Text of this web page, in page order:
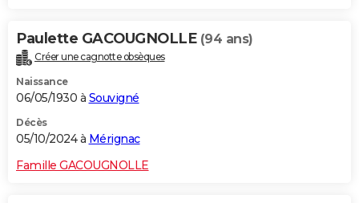
Paulette GACOUGNOLLE (94 ans)
Créer une cagnotte obsèques
Naissance
06/05/1930 à Souvigné
Décès
05/10/2024 à Mérignac
Famille GACOUGNOLLE